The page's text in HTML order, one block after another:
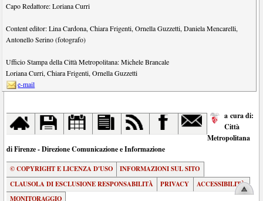
Capo Redattore:Loriana Curri
Content editor:Lina Cardona,Chiara Frigenti,Ornella Guzzetti,Daniela Mencarelli,
Antonello Serino (fotografo)
Ufficio Stampa della Città Metropolitana:Michele Brancale
Loriana Curri,Chiara Frigenti,Ornella Guzzetti
e-mail
a cura di:
Città
Metropolitana
di Firenze - Direzione Comunicazione e Informazione
© COPYRIGHT E LICENZA D'USO
INFORMAZIONI SUL SITO
CLAUSOLA DI ESCLUSIONE RESPONSABILITÀ
PRIVACY
ACCESSIBILITÀ
MONITORAGGIO